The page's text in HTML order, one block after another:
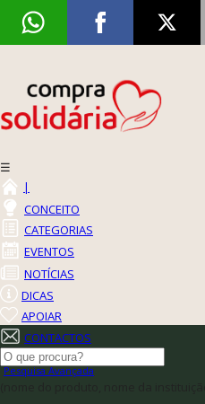
☰
|
CONCEITO
CATEGORIAS
EVENTOS
NOTÍCIAS
DICAS
APOIAR
CONTACTOS
Pesquisa Avançada